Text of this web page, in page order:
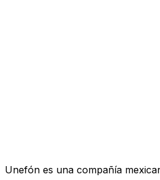
Unefón es una compañía